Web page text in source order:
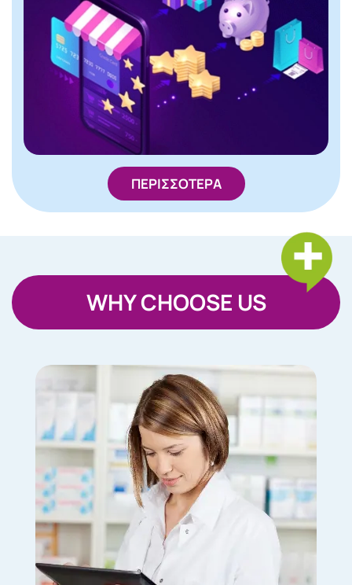
ΠΕΡΙΣΣΟΤΕΡΑ
WHY CHOOSE US